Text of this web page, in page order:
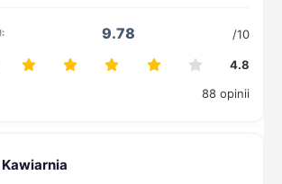
9.78 /10
4.8
88 opinii